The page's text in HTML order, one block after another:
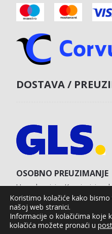
DOSTAVA /
OSOBNO PREUZIMANJE
U poslovnici u Koprivnici s
karticom na web shopu.
Agro Moto Shop © 2025.
Koristimo kolačiće kako
našoj web stranici.
Informacije o kolačićima koje
kolačića možete pronaći u